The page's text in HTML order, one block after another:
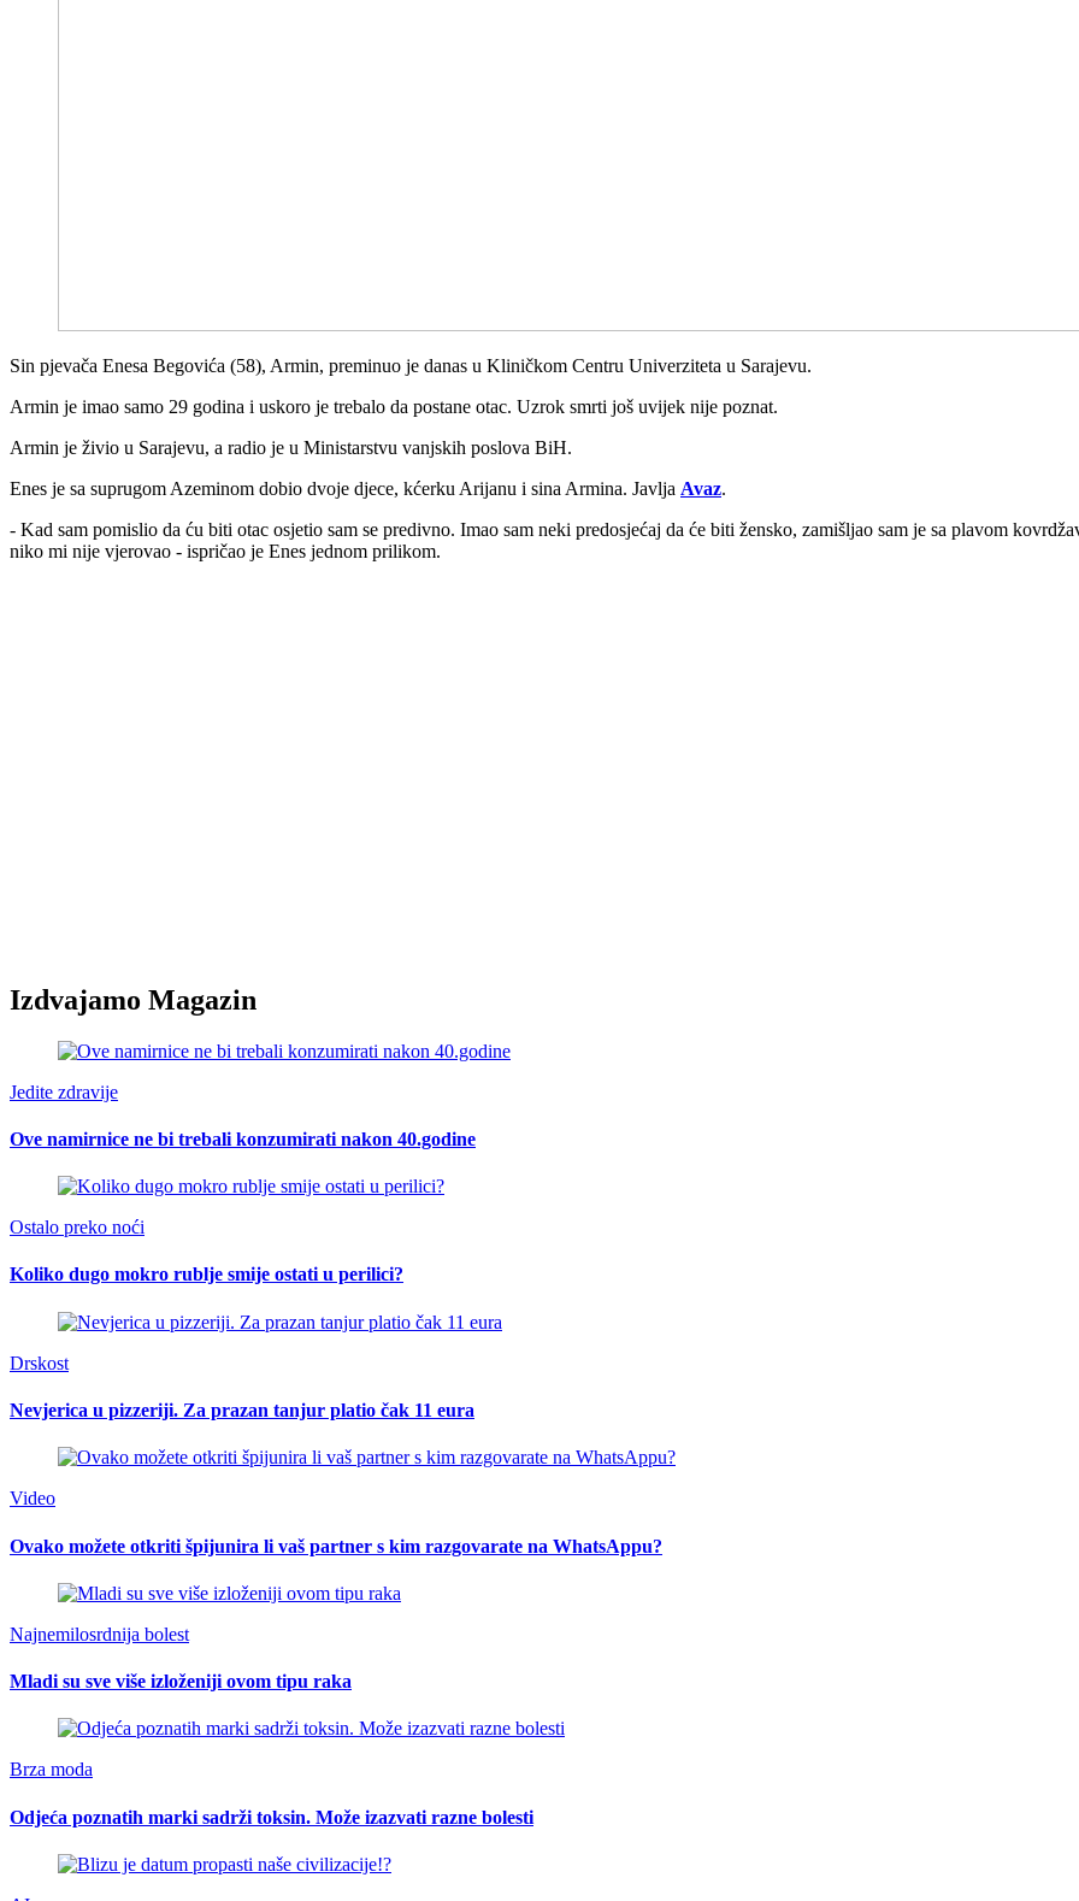
Sin pjevača Enesa Begovića (58), Armin, preminuo je danas u Kliničkom Centru Univerziteta u Sarajevu.
Armin je imao samo 29 godina i uskoro je trebalo da postane otac. Uzrok smrti još uvijek nije poznat.
Armin je živio u Sarajevu, a radio je u Ministarstvu vanjskih poslova BiH.
Enes je sa suprugom Azeminom dobio dvoje djece, kćerku Arijanu i sina Armina. Javlja Avaz.
- Kad sam pomislio da ću biti otac osjetio sam se predivno. Imao sam neki predosjećaj da će biti žensko, zamišljao sam je sa plavom
niko mi nije vjerovao - ispričao je Enes jednom prilikom.
Izdvajamo Magazin
Jedite zdravije
Ove namirnice ne bi trebali konzumirati nakon 40.godine
Ostalo preko noći
Koliko dugo mokro rublje smije ostati u perilici?
Drskost
Nevjerica u pizzeriji. Za prazan tanjur platio čak 11 eura
Video
Ovako možete otkriti špijunira li vaš partner s kim razgovarate na WhatsAppu?
Najnemilosrdnija bolest
Mladi su sve više izloženiji ovom tipu raka
Brza moda
Odjeća poznatih marki sadrži toksin. Može izazvati razne bolesti